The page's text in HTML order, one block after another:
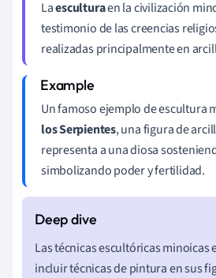
Laesculturaen la civilización
testimonio de las creencias
realizadas principalmente en
Un famoso ejemplo de escultura
los Serpientes, una figura de
representa a una diosa
simbolizando poder y fertilidad.
Las técnicas escultóricas
incluir técnicas de pintura en sus